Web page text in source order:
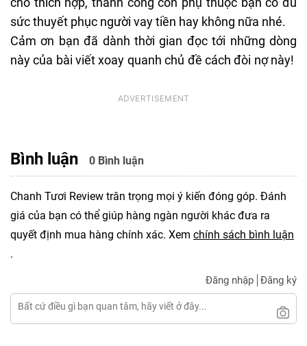
sức thuyết phục người vay tiền hay không nữa nhé.
Cảm ơn bạn đã dành thời gian đọc tới những dòng
này của bài viết xoay quanh chủ đề cách đòi nợ này!
Bình luận 0 Bình luận
Chanh Tươi Review trân trọng mọi ý kiến đóng góp. Đánh
giá của bạn có thể giúp hàng ngàn người khác đưa ra
quyết định mua hàng chính xác. Xem chính sách bình luận
.
Đăng nhập Đăng ký